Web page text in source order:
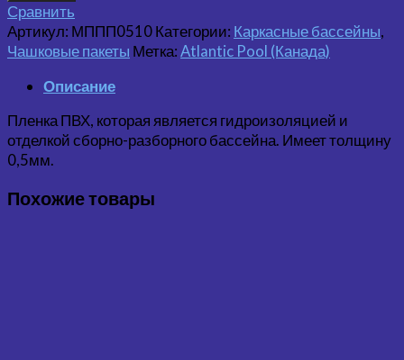
Сравнить
Артикул: МППП0510Категории: Каркасные бассейны,
Чашковые пакеты Метка:Atlantic Pool (Канада)
Описание
Пленка ПВХ, которая является гидроизоляцией и
отделкой сборно-разборного бассейна. Имеет толщину
0,5мм.
Похожие товары